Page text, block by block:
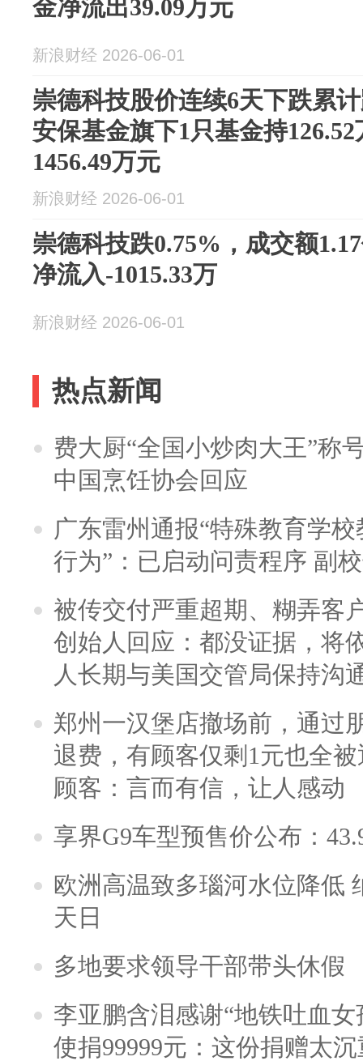
金净流出39.09万元
新浪财经 2026-06-01
崇德科技股价连续6天下跌累
安保基金旗下1只基金持
1456.49万元
新浪财经 2026-06-01
崇德科技跌0.75%，成交额
净流入-1015.33万
新浪财经 2026-06-01
热点新闻
费大厨“全国小炒肉大王”称
中国烹饪协会回应
广东雷州通报“特殊教育学
行为”：已启动问责程序 副
被传交付严重超期、糊弄客
创始人回应：都没证据，将
人长期与美国交管局保持沟
郑州一汉堡店撤场前，通过
退费，有顾客仅剩1元也全
顾客：言而有信，让人感动
享界G9车型预售价公布：
欧洲高温致多瑙河水位降低
天日
多地要求领导干部带头休假
李亚鹏含泪感谢“地铁吐血
使捐99999元：这份捐赠太